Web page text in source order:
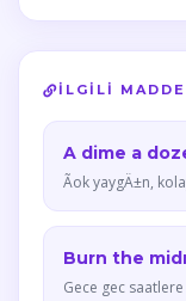
İLGILI
A dime a
Ãok yaygÄ±n,
Burn the
Gece gec